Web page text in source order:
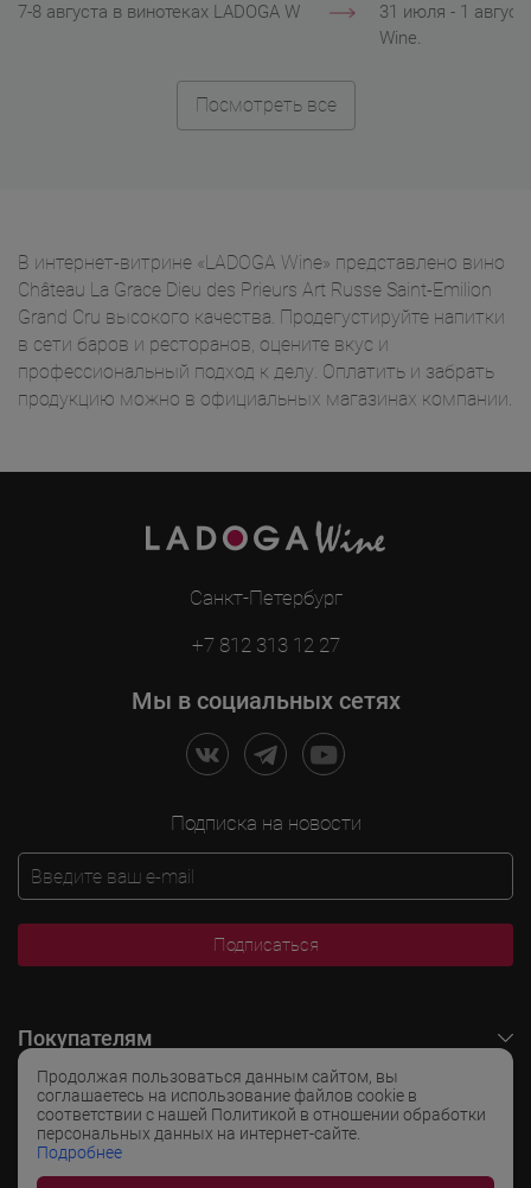
7-8 августа в винотеках LADOGA Wine.
31 июля - 1
Wine.
Посмотреть все
Продолжая пользоваться данным сайтом, вы
соглашаетесь на использование файлов cookie в
соответствии с нашей Политикой в отношении обработки
персональных данных на интернет-сайте.
Подробнее
В интернет-витрине «LADOGA Wine» представлено вино
Château La Grace Dieu des Prieurs Art Russe Saint-Emilion
Grand Cru высокого качества. Продегустируйте напитки
в сети баров и ресторанов, оцените вкус и
профессиональный подход к делу. Оплатить и забрать
продукцию можно в официальных магазинах компании.
Санкт-Петербург
+7 812 313 12 27
Мы в социальных сетях
Подписка на новости
Подписаться
Покупателям
O LADOGA Wine
Интересные разделы